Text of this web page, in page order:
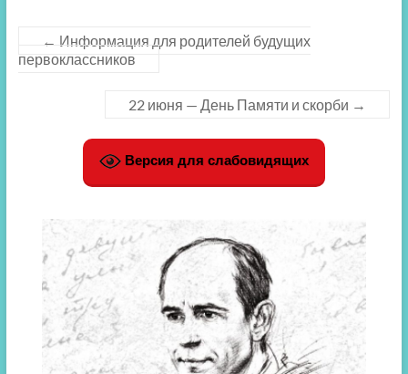
← Информация для родителей будущих
первоклассников
22 июня — День Памяти и скорби →
Версия для слабовидящих